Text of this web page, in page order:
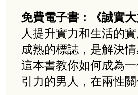
免費電子書：《誠實
人提升實力和生活的
成熟的標誌，是解決
這本書教你如何成為
引力的男人，在兩性